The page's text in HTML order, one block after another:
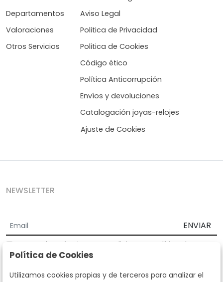
Departamentos
Valoraciones
Otros Servicios
Aviso Legal
Politica de Privacidad
Politica de Cookies
Código ético
Política Anticorrupción
Envíos y devoluciones
Catalogación joyas-relojes
Ajuste de Cookies
NEWSLETTER
ENVIAR
Acepto los Términos y Condiciones
Política de
privacidad
Según la LOPD y disposiciones de desarrollo, informamos que sus
Política de Cookies
Utilizamos cookies propias y de terceros para analizar el